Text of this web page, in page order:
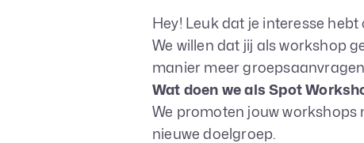
Hey! Leuk dat je interesse
We willen dat jij als workshop
manier meer
Wat doen we als Spot
We promoten jouw workshops
nieuwe doelgroep.